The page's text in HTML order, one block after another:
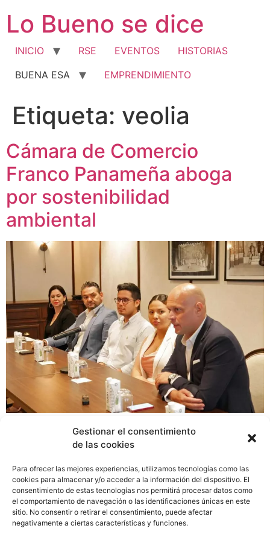
Gestionar el consentimiento
de las cookies
Para ofrecer las mejores experiencias, utilizamos tecnologías como las
cookies para almacenar y/o acceder a la información del dispositivo. El
consentimiento de estas tecnologías nos permitirá procesar datos como
el comportamiento de navegación o las identificaciones únicas en este
sitio. No consentir o retirar el consentimiento, puede afectar
negativamente a ciertas características y funciones.
contenido
Lo Bueno se dice
INICIO RSE EVENTOS
HISTORIAS
BUENA ESA
EMPRENDIMIENTO
Etiqueta: veolia
Cámara de Comercio
Franco Panameña aboga
por sostenibilidad
ambiental
del medio ambiente, el «Día del Sobregiro Ecológico de
Panamá», celebrado en el hotel Sofitel Legend Casco
Viejo, ubicado en el histórico Casco Antiguo de la
ciudad. elegido para la actividad por fomentar
activamente practicas ambientales responsables. Esta
iniciativa, organizada por la Cámara de Comercio
Franco-Panameña, tuvo como objetivo principal